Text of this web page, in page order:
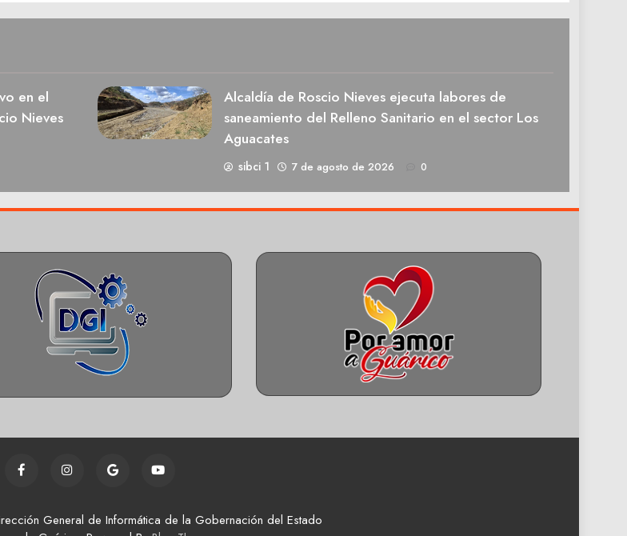
en el
Nieves
Alcaldía de Roscio Nieves ejecuta labores de
saneamiento del Relleno Sanitario en el sector Los
Aguacates
sibci 1 7 de agosto de 2026 0
General de Informática de la Gobernación del Estado